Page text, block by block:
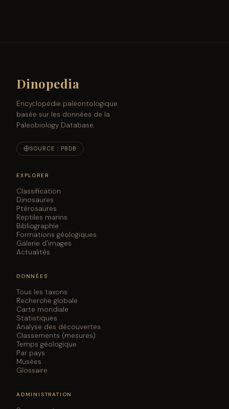
Dinopedia
Encyclopédie paléontologique
basée sur les données de la
Paleobiology Database.
SOURCE : PBDB
EXPLORER
Classification
Dinosaures
Ptérosaures
Reptiles marins
Bibliographie
Formations géologiques
Galerie d'images
Actualités
DONNÉES
Tous les taxons
Recherche globale
Carte mondiale
Statistiques
Analyse des découvertes
Classements (mesures)
Temps géologique
Par pays
Musées
Glossaire
ADMINISTRATION